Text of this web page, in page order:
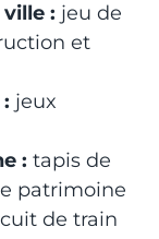
ville : jeu de
et
: jeux
: tapis de
patrimoine
de train